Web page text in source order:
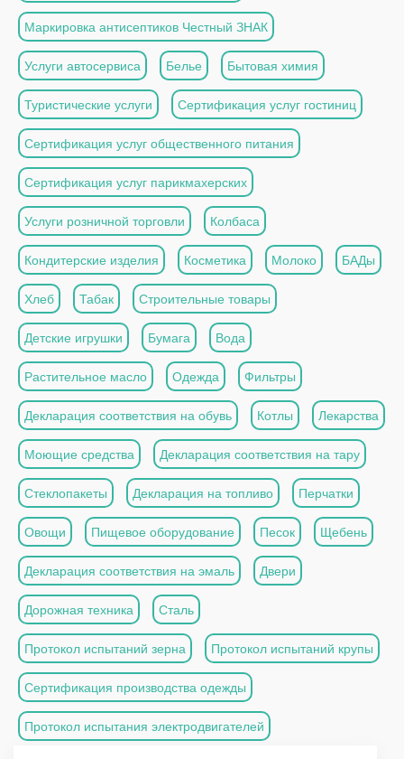
Маркировка антисептиков Честный ЗНАК
Услуги автосервиса Белье Бытовая химия
Туристические услуги Сертификация услуг гостиниц
Сертификация услуг общественного питания
Сертификация услуг парикмахерских
Услуги розничной торговли Колбаса
Кондитерские изделия Косметика Молоко БАДы
Хлеб Табак Строительные товары
Детские игрушки Бумага Вода
Растительное масло Одежда Фильтры
Декларация соответствия на обувь Котлы Лекарства
Моющие средства Декларация соответствия на тару
Стеклопакеты Декларация на топливо Перчатки
Овощи Пищевое оборудование Песок Щебень
Декларация соответствия на эмаль Двери
Дорожная техника Сталь
Протокол испытаний зерна Протокол испытаний крупы
Сертификация производства одежды
Протокол испытания электродвигателей